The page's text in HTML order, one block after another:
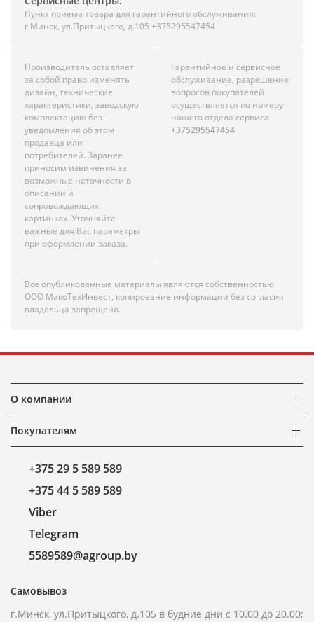
Пункт приема товара для гарантийного обслуживания:
г.Минск, ул.Притыцкого, д.105 +375295547454
Производитель оставляет
за собой право изменять
дизайн, технические
характеристики, заводскую
комплектацию без
уведомления об этом
продавца или
потребителей. Заранее
приносим извинения за
возможные неточности в
описании и
сопровождающих
картинках. Уточняйте
важные для Вас параметры
при оформлении заказа.
Гарантийное и сервисное
обслуживание, разрешение
вопросов покупателей
осуществляется по номеру
нашего отдела сервиса
+375295547454
Все опубликованные материалы являются собственностью
ООО МакоТехИнвест, копирование информации без согласия
владельца запрещено.
О компании
Покупателям
+375 29 5 589 589
+375 44 5 589 589
Viber
Telegram
5589589@agroup.by
Самовывоз
г.Минск, ул.Притыцкого, д.105 в будние дни с 10.00 до 20.00;